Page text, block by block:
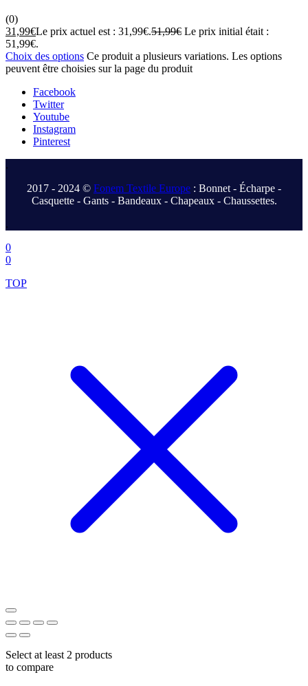
(0)
31,99€Le prix actuel est : 31,99€.51,99€ Le prix initial était :
51,99€.
Choix des options Ce produit a plusieurs variations. Les options
peuvent être choisies sur la page du produit
Facebook
Twitter
Youtube
Instagram
Pinterest
.
2017 - 2024 © Fonem Textile Europe : Bonnet - Écharpe -
Casquette - Gants - Bandeaux - Chapeaux - Chaussettes.
.
0
0
TOP
Select at least 2 products
to compare